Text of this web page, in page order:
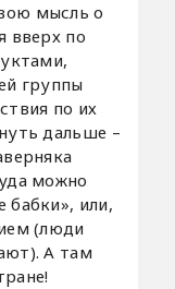
мысль о
вверх по
группы
по их
дальше –
можно
бабки», или,
(люди
А там